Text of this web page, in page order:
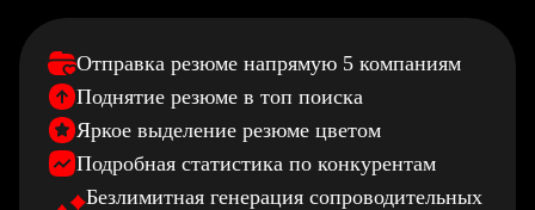
Отправка резюме напрямую 5 компаниям
Поднятие резюме в топ поиска
Яркое выделение резюме цветом
Подробная статистика по конкурентам
Безлимитная генерация сопроводительных